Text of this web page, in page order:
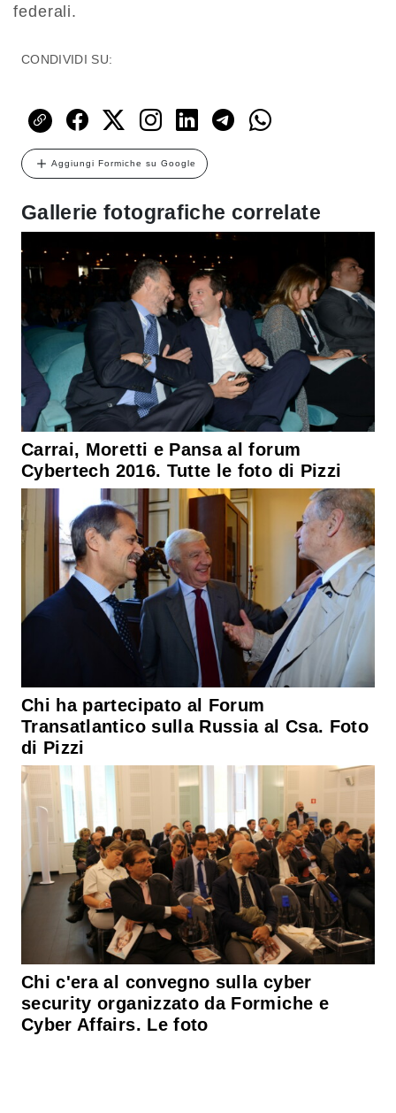
federali.
CONDIVIDI SU:
Aggiungi Formiche su Google
Gallerie fotografiche correlate
Carrai, Moretti e Pansa al forum
Cybertech 2016. Tutte le foto di Pizzi
Chi ha partecipato al Forum
Transatlantico sulla Russia al Csa. Foto
di Pizzi
Chi c'era al convegno sulla cyber
security organizzato da Formiche e
Cyber Affairs. Le foto